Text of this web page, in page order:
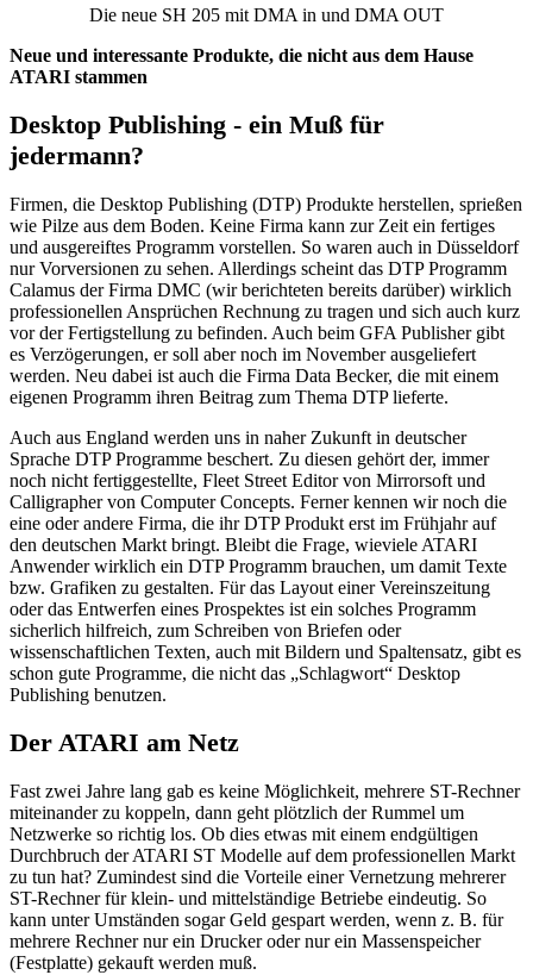
Die neue SH 205 mit DMA in und DMA OUT
Neue und interessante Produkte, die nicht aus dem Hause
ATARI stammen
Desktop Publishing - ein Muß für
jedermann?
Firmen, die Desktop Publishing (DTP) Produkte herstellen, sprießen
wie Pilze aus dem Boden. Keine Firma kann zur Zeit ein fertiges
und ausgereiftes Programm vorstellen. So waren auch in Düsseldorf
nur Vorversionen zu sehen. Allerdings scheint das DTP Programm
Calamus der Firma DMC (wir berichteten bereits darüber) wirklich
professionellen Ansprüchen Rechnung zu tragen und sich auch kurz
vor der Fertigstellung zu befinden. Auch beim GFA Publisher gibt
es Verzögerungen, er soll aber noch im November ausgeliefert
werden. Neu dabei ist auch die Firma Data Becker, die mit einem
eigenen Programm ihren Beitrag zum Thema DTP lieferte.
Auch aus England werden uns in naher Zukunft in deutscher
Sprache DTP Programme beschert. Zu diesen gehört der, immer
noch nicht fertiggestellte, Fleet Street Editor von Mirrorsoft und
Calligrapher von Computer Concepts. Ferner kennen wir noch die
eine oder andere Firma, die ihr DTP Produkt erst im Frühjahr auf
den deutschen Markt bringt. Bleibt die Frage, wieviele ATARI
Anwender wirklich ein DTP Programm brauchen, um damit Texte
bzw. Grafiken zu gestalten. Für das Layout einer Vereinszeitung
oder das Entwerfen eines Prospektes ist ein solches Programm
sicherlich hilfreich, zum Schreiben von Briefen oder
wissenschaftlichen Texten, auch mit Bildern und Spaltensatz, gibt es
schon gute Programme, die nicht das „Schlagwort“ Desktop
Publishing benutzen.
Der ATARI am Netz
Fast zwei Jahre lang gab es keine Möglichkeit, mehrere ST-Rechner
miteinander zu koppeln, dann geht plötzlich der Rummel um
Netzwerke so richtig los. Ob dies etwas mit einem endgültigen
Durchbruch der ATARI ST Modelle auf dem professionellen Markt
zu tun hat? Zumindest sind die Vorteile einer Vernetzung mehrerer
ST-Rechner für klein- und mittelständige Betriebe eindeutig. So
kann unter Umständen sogar Geld gespart werden, wenn z. B. für
mehrere Rechner nur ein Drucker oder nur ein Massenspeicher
(Festplatte) gekauft werden muß.